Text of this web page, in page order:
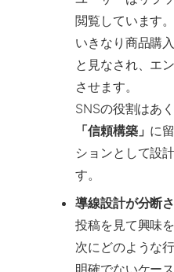
閲覧しています。
いきなり商品購
と見なされ、エ
させます。
SNSの役割はあ
「信頼構築」 に
ションとして設
す。
導線設計が分断
投稿を見て興味
次にどのような
明確でないケー